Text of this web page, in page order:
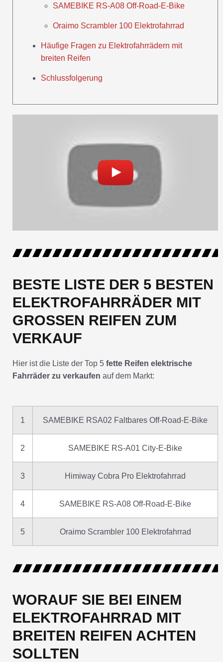
SAMEBIKE RS-A08 Off-Road-E-Bike
Oraimo Scrambler 100 Elektrofahrrad
Häufige Fragen zu Elektrofahrrädern mit
breiten Reifen
Schlussfolgerung
BESTE LISTE DER 5 BESTEN
ELEKTROFAHRRÄDER MIT
GROSSEN REIFEN ZUM V
ERKAUF
Hier ist die Liste der Top 5 fette Reifen elektrische
Fahrräder zu verkaufen auf dem Markt:
1 SAMEBIKE RSA02 Faltbares Off-Road-E-Bike
2 SAMEBIKE RS-A01 City-E-Bike
3 Himiway Cobra Pro Elektrofahrrad
4 SAMEBIKE RS-A08 Off-Road-E-Bike
5 Oraimo Scrambler 100 Elektrofahrrad
WORAUF SIE BEI EINEM
ELEKTROFAHRRAD MIT
BREITEN REIFEN ACHTEN
SOLLTEN